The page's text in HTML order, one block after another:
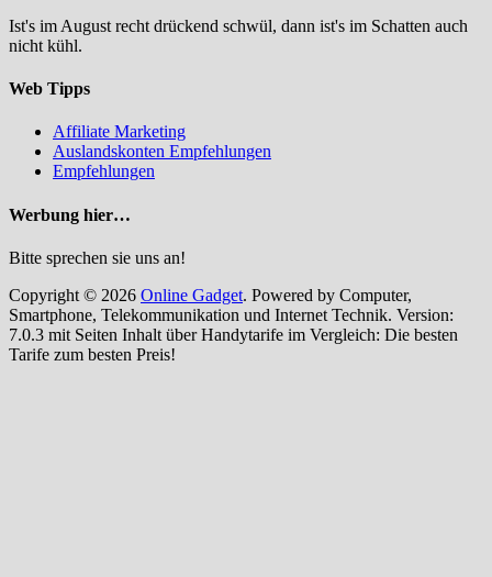
Ist's im August recht drückend schwül, dann ist's im Schatten auch
nicht kühl.
Web Tipps
Affiliate Marketing
Auslandskonten Empfehlungen
Empfehlungen
Werbung hier…
Bitte sprechen sie uns an!
Copyright © 2026 Online Gadget. Powered by Computer,
Smartphone, Telekommunikation und Internet Technik. Version:
7.0.3 mit Seiten Inhalt über Handytarife im Vergleich: Die besten
Tarife zum besten Preis!